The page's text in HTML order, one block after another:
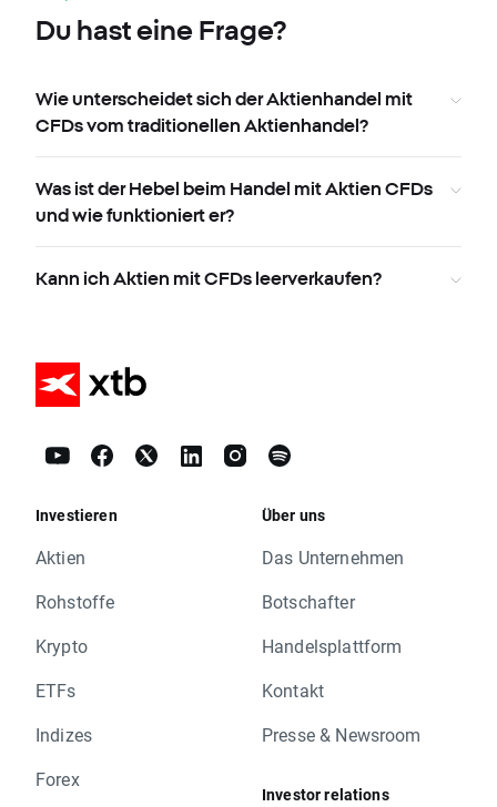
Du hast eine Frage?
Wie unterscheidet sich der Aktienhandel mit
CFDs vom traditionellen Aktienhandel?
Was ist der Hebel beim Handel mit Aktien CFDs
und wie funktioniert er?
Kann ich Aktien mit CFDs leerverkaufen?
Investieren
Aktien
Rohstoffe
Krypto
ETFs
Indizes
Forex
Über uns
Das Unternehmen
Botschafter
Handelsplattform
Kontakt
Presse & Newsroom
Investor relations